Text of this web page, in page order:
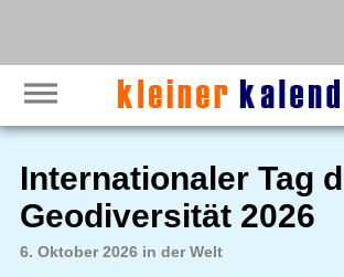
Internationaler Tag
Geodiversität 2026
6. Oktober 2026 in der Welt